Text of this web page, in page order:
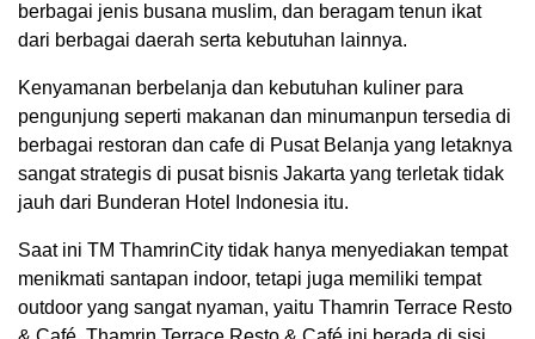
berbagai jenis busana muslim, dan beragam tenun ikat
dari berbagai daerah serta kebutuhan lainnya.
Kenyamanan berbelanja dan kebutuhan kuliner para
pengunjung seperti makanan dan minumanpun tersedia di
berbagai restoran dan cafe di Pusat Belanja yang letaknya
sangat strategis di pusat bisnis Jakarta yang terletak tidak
jauh dari Bunderan Hotel Indonesia itu.
Saat ini TM ThamrinCity tidak hanya menyediakan tempat
menikmati santapan indoor, tetapi juga memiliki tempat
outdoor yang sangat nyaman, yaitu Thamrin Terrace Resto